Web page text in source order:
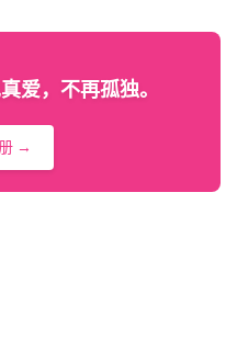
爱，不再孤独。
→